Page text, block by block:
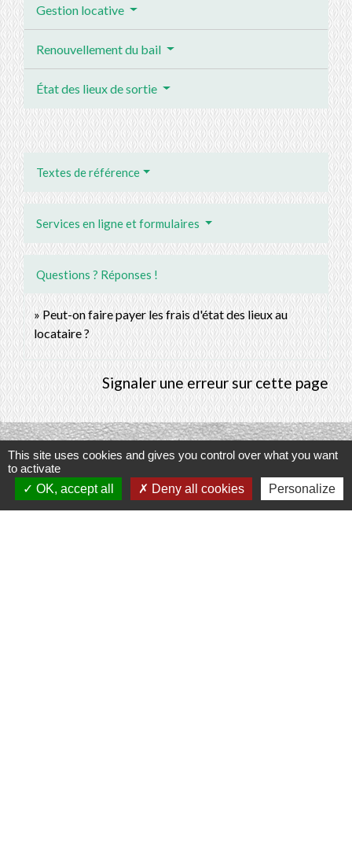
Gestion locative
Renouvellement du bail
État des lieux de sortie
Textes de référence
Services en ligne et formulaires
Questions ? Réponses !
Peut-on faire payer les frais d'état des lieux au
locataire ?
Signaler une erreur sur cette page
Contacts
Commune de Prunay-Cassereau
This site uses cookies and gives you control over what you want
to activate
OK, accept all
Deny all cookies Personalize